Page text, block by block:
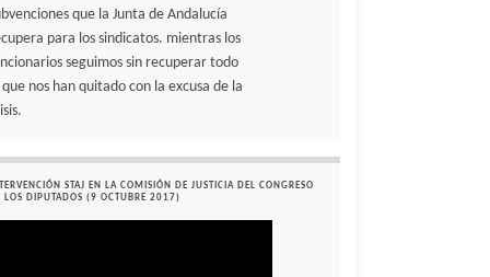
que la Junta de Andalucía
para los sindicatos. mientras los
seguimos sin recuperar todo
que nos han quitado con la excusa de la
STAJ EN LA COMISIÓN DE JUSTICIA DEL CONGRESO
LOS DIPUTADOS (9 OCTUBRE 2017)